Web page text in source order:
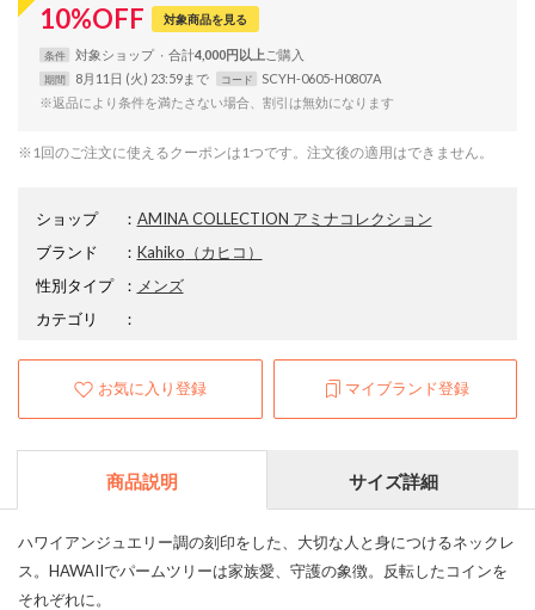
10%OFF 対象商品を見る
条件 対象ショップ 合計4,000円以上
期間 8月11日 (火) 23:59まで コード
SCYH-0605-H0807A
※返品により条件を満たさない場合、割引は無効になります
※1回のご注文に使えるクーポンは1つです。注文後の適用はできません。
ショップ ： AMINA COLLECTION アミナコレクション
ブランド
： Kahiko （カヒコ）
性別タイプ
： メンズ
カテゴリ
：
お気に入り登録 マイブランド登録
商品説明 サイズ詳細
ハワイアンジュエリー調の刻印をした、大切な人と身につけるネックレ
ス。HAWAIIでパームツリーは家族愛、守護の象徴。反転したコインを
それぞれに。